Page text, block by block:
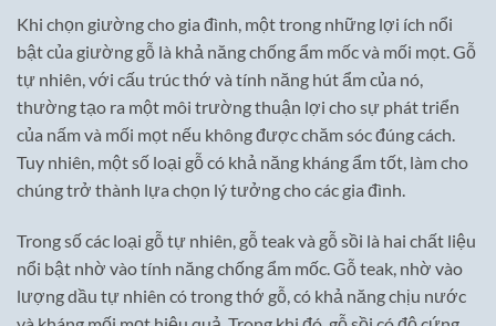
Khi chọn giường cho gia đình, một trong những lợi ích nổi
bật của giường gỗ là khả năng chống ẩm mốc và mối mọt. Gỗ
tự nhiên, với cấu trúc thớ và tính năng hút ẩm của nó,
thường tạo ra một môi trường thuận lợi cho sự phát triển
của nấm và mối mọt nếu không được chăm sóc đúng cách.
Tuy nhiên, một số loại gỗ có khả năng kháng ẩm tốt, làm cho
chúng trở thành lựa chọn lý tưởng cho các gia đình.
Trong số các loại gỗ tự nhiên, gỗ teak và gỗ sồi là hai chất liệu
nổi bật nhờ vào tính năng chống ẩm mốc. Gỗ teak, nhờ vào
lượng dầu tự nhiên có trong thớ gỗ, có khả năng chịu nước